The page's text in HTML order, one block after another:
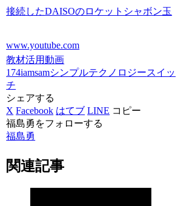
接続したDAISOのロケットシャボン玉
www.youtube.com
教材活用動画
174iamsamシンプルテクノロジースイッ
チ
シェアする
X Facebook はてブ LINE コピー
福島勇をフォローする
福島勇
関連記事